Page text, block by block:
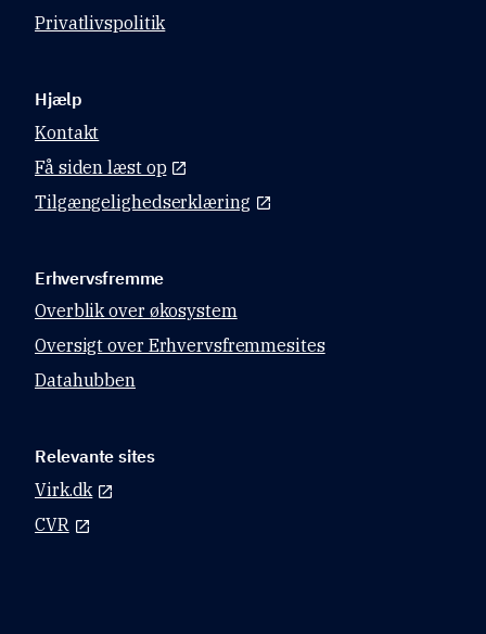
Privatlivspolitik
Hjælp
Kontakt
Få siden læst op
Tilgængelighedserklæring
Erhvervsfremme
Overblik over økosystem
Oversigt over Erhvervsfremmesites
Datahubben
Relevante sites
Virk.dk
CVR